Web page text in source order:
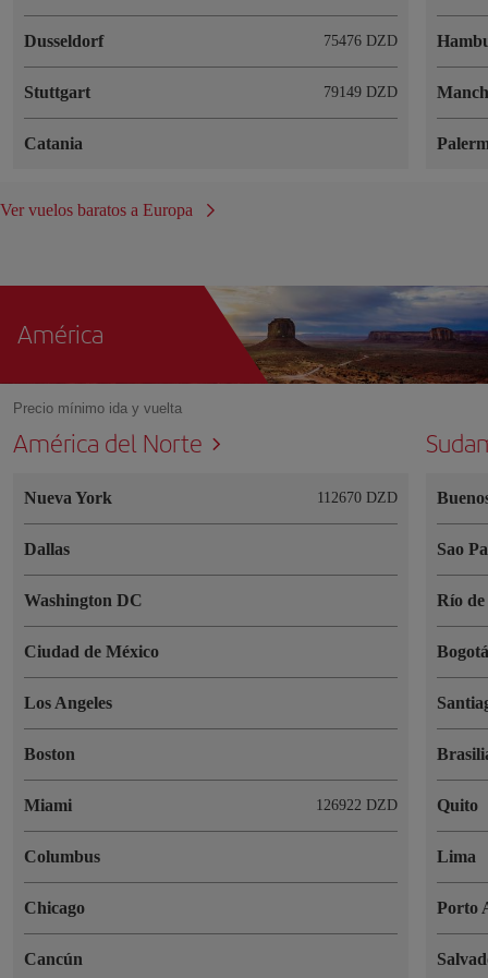
Dusseldorf 75476 DZD
Stuttgart 79149 DZD
Catania
Ver vuelos baratos a Europa
América
Precio mínimo ida y vuelta
América del Norte
Nueva York 112670 DZD
Dallas
Washington DC
Ciudad de México
Los Angeles
Boston
Miami 126922 DZD
Columbus
Chicago
Cancún
Sao
Río
Quito
Lima
Porto